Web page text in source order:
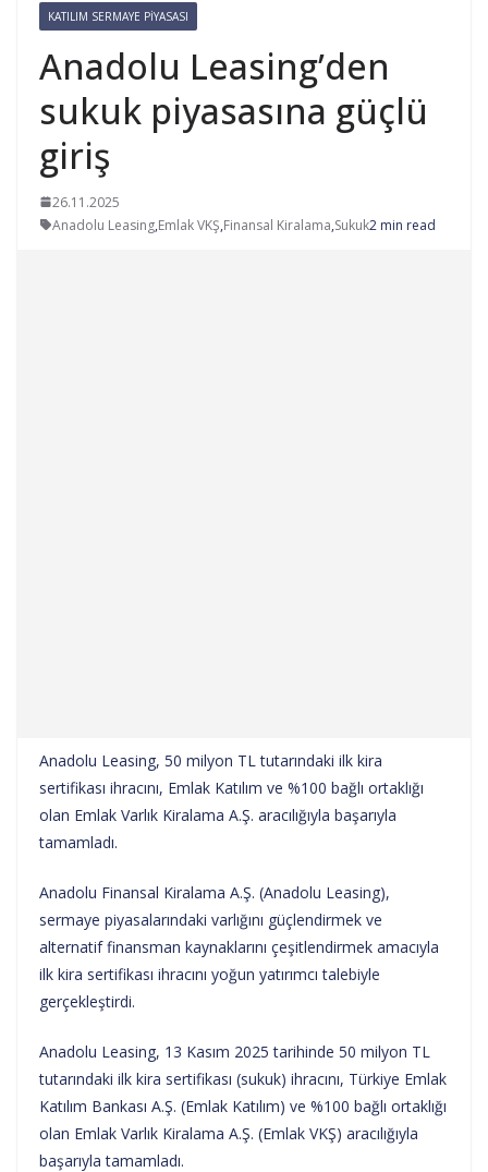
KATILIM SERMAYE PIYASASI
Anadolu Leasing’den
sukuk piyasasına güçlü
giriş
26.11.2025
Anadolu Leasing,Emlak VKŞ,Finansal Kiralama,Sukuk2 min read
Anadolu Leasing, 50 milyon TL tutarındaki ilk kira
sertifikası ihracını, Emlak Katılım ve %100 bağlı ortaklığı
olan Emlak Varlık Kiralama A.Ş. aracılığıyla başarıyla
tamamladı.
Anadolu Finansal Kiralama A.Ş. (Anadolu Leasing),
sermaye piyasalarındaki varlığını güçlendirmek ve
alternatif finansman kaynaklarını çeşitlendirmek amacıyla
ilk kira sertifikası ihracını yoğun yatırımcı talebiyle
gerçekleştirdi.
Anadolu Leasing, 13 Kasım 2025 tarihinde 50 milyon TL
tutarındaki ilk kira sertifikası (sukuk) ihracını, Türkiye Emlak
Katılım Bankası A.Ş. (Emlak Katılım) ve %100 bağlı ortaklığı
olan Emlak Varlık Kiralama A.Ş. (Emlak VKŞ) aracılığıyla
başarıyla tamamladı.